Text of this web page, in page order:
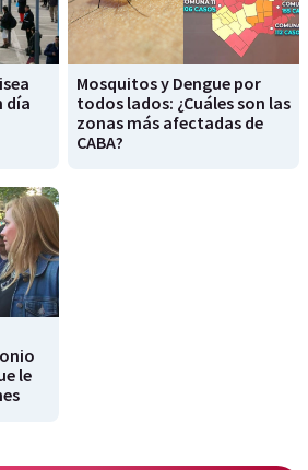
día
Mosquitos y Dengue por
todos lados: ¿Cuáles son las
zonas más afectadas de
CABA?
le